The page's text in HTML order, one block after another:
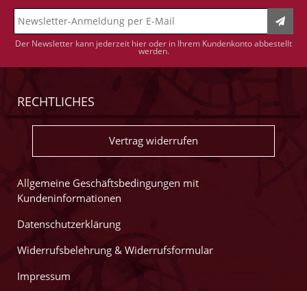
Der Newsletter kann jederzeit hier oder in Ihrem Kundenkonto abbestellt
werden.
RECHTLICHES
Vertrag widerrufen
Allgemeine Geschäftsbedingungen mit
Kundeninformationen
Datenschutzerklärung
Widerrufsbelehrung & Widerrufsformular
Impressum